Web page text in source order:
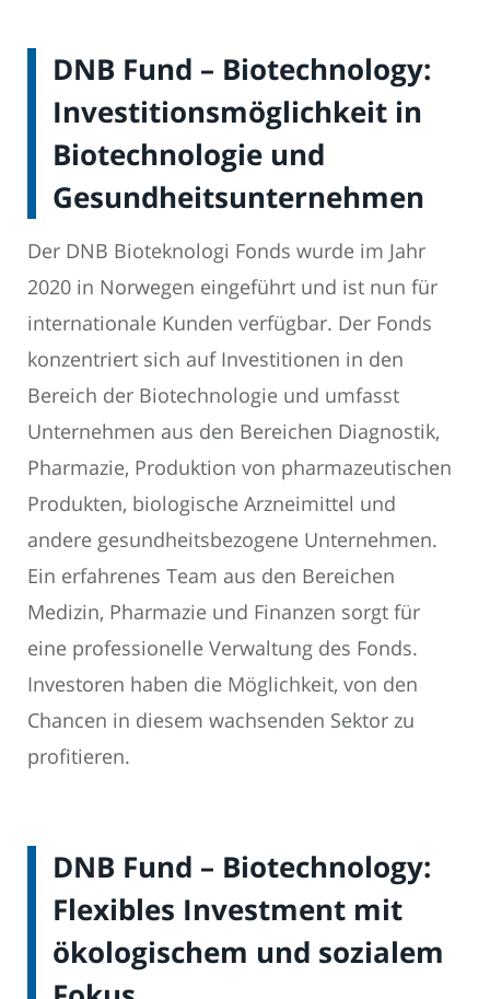
DNB Fund – Biotechnology:
Investitionsmöglichkeit in
Biotechnologie und
Gesundheitsunternehmen
Der DNB Bioteknologi Fonds wurde im Jahr
2020 in Norwegen eingeführt und ist nun für
internationale Kunden verfügbar. Der Fonds
konzentriert sich auf Investitionen in den
Bereich der Biotechnologie und umfasst
Unternehmen aus den Bereichen Diagnostik,
Pharmazie, Produktion von pharmazeutischen
Produkten, biologische Arzneimittel und
andere gesundheitsbezogene Unternehmen.
Ein erfahrenes Team aus den Bereichen
Medizin, Pharmazie und Finanzen sorgt für
eine professionelle Verwaltung des Fonds.
Investoren haben die Möglichkeit, von den
Chancen in diesem wachsenden Sektor zu
profitieren.
DNB Fund – Biotechnology:
Flexibles Investment mit
ökologischem und sozialem